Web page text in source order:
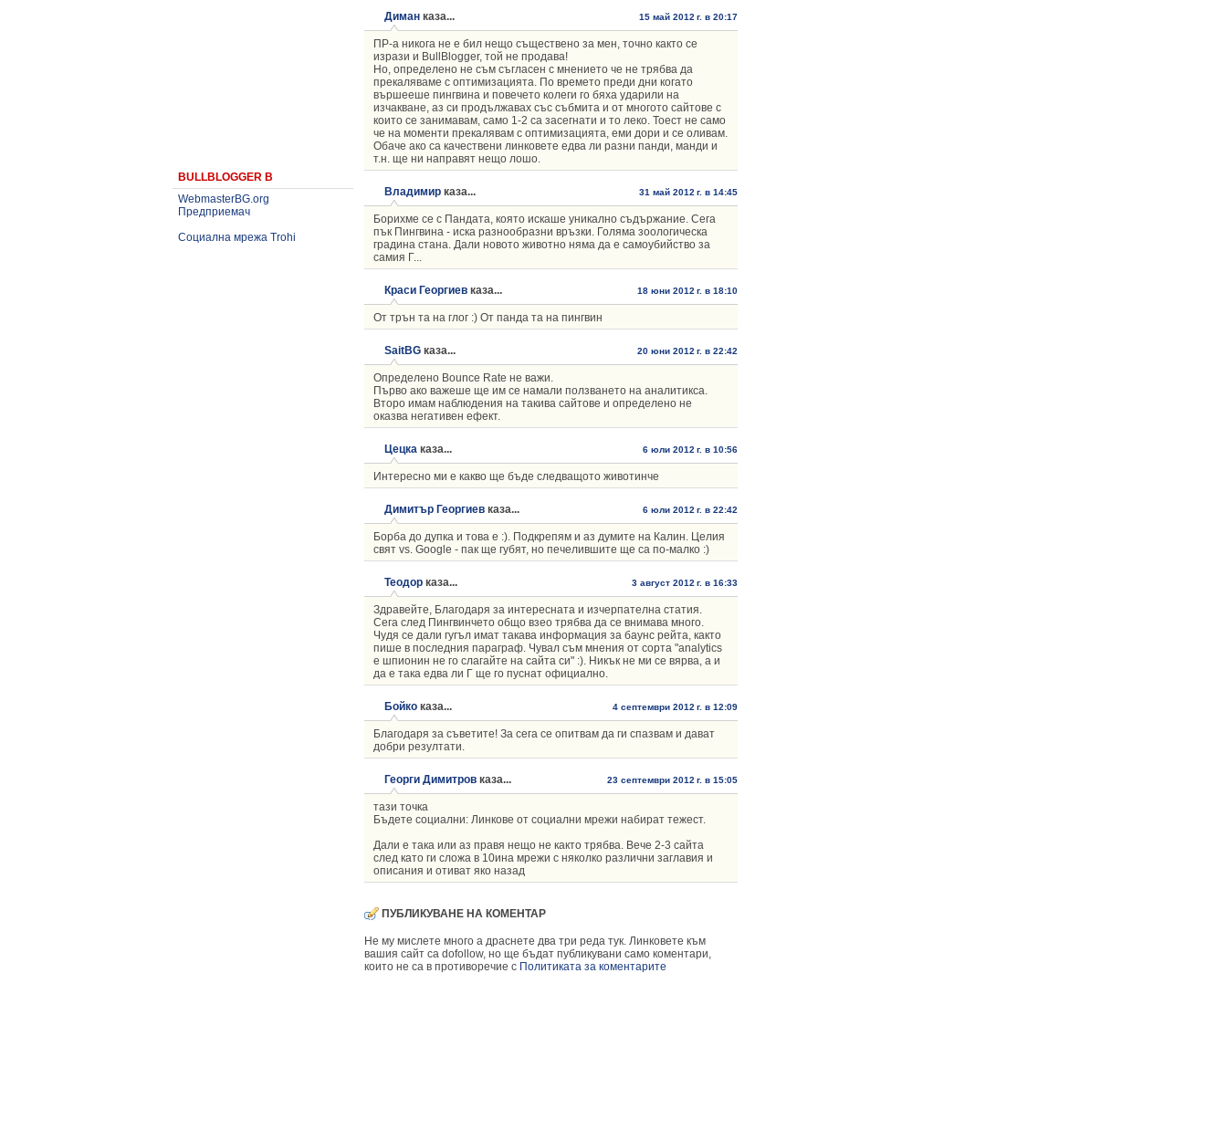
BULLBLOGGER В
WebmasterBG.org
Предприемач
Социална мрежа Trohi
Диман каза... 15 май 2012 г. в 20:17
ПР-а никога не е бил нещо съществено за мен, точно както се
изрази и BullBlogger, той не продава!
Но, определено не съм съгласен с мнението че не трябва да
прекаляваме с оптимизацията. По времето преди дни когато
вършееше пингвина и повечето колеги го бяха ударили на
изчакване, аз си продължавах със събмита и от многото сайтове с
които се занимавам, само 1-2 са засегнати и то леко. Тоест не само
че на моменти прекалявам с оптимизацията, еми дори и се оливам.
Обаче ако са качествени линковете едва ли разни панди, манди и
т.н. ще ни направят нещо лошо.
Владимир каза... 31 май 2012 г. в 14:45
Борихме се с Пандата, която искаше уникално съдържание. Сега
пък Пингвина - иска разнообразни връзки. Голяма зоологическа
градина стана. Дали новото животно няма да е самоубийство за
самия Г...
Краси Георгиев каза... 18 юни 2012 г. в 18:10
От трън та на глог :) От панда та на пингвин
SaitBG каза... 20 юни 2012 г. в 22:42
Определено Bounce Rate не важи.
Първо ако важеше ще им се намали ползването на аналитикса.
Второ имам наблюдения на такива сайтове и определено не
оказва негативен ефект.
Цецка каза... 6 юли 2012 г. в 10:56
Интересно ми е какво ще бъде следващото животинче
Димитър Георгиев каза... 6 юли 2012 г. в 22:42
Борба до дупка и това е :). Подкрепям и аз думите на Калин. Целия
свят vs. Google - пак ще губят, но печелившите ще са по-малко :)
Теодор каза... 3 август 2012 г. в 16:33
Здравейте, Благодаря за интересната и изчерпателна статия.
Сега след Пингвинчето общо взео трябва да се внимава много.
Чудя се дали гугъл имат такава информация за баунс рейта, както
пише в последния параграф. Чувал съм мнения от сорта "analytics
е шпионин не го слагайте на сайта си" :). Никък не ми се вярва, а и
да е така едва ли Г ще го пуснат официално.
Бойко каза... 4 септември 2012 г. в 12:09
Благодаря за съветите! За сега се опитвам да ги спазвам и дават
добри резултати.
Георги Димитров каза... 23 септември 2012 г. в 15:05
тази точка
Бъдете социални: Линкове от социални мрежи набират тежест.
Дали е така или аз правя нещо не както трябва. Вече 2-3 сайта
след като ги сложа в 10ина мрежи с няколко различни заглавия и
описания и отиват яко назад
ПУБЛИКУВАНЕ НА КОМЕНТАР
Не му мислете много а драснете два три реда тук. Линковете към
вашия сайт са dofollow, но ще бъдат публикувани само коментари,
които не са в противоречие с Политиката за коментарите